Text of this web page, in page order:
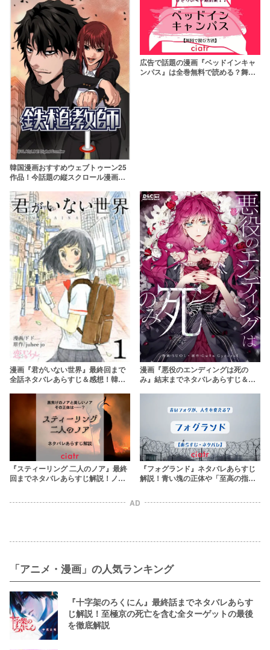
韓国漫画おすすめウェブトゥーン25
作品！今話題の縦スクロール漫画特
広告で話題の漫画『ベッドインキャ
ンパス』は全巻無料で読める？舞台
漫画『君がいない世界』最終回まで
全話ネタバレあらすじ＆感想！韓国
漫画『悪役のエンディングは死の
み』結末までネタバレあらすじ＆感
『スティーリング 二人のノア』最終
回までネタバレあらすじ解説！ノア
『フォグランド』ネタバレあらすじ
解説！青い塊の正体や「至高の指導
AD
「アニメ・漫画」の人気ランキング
『十字架のろくにん』最終話までネタバレあらす
じ解説！至極京の死亡を含む全ターゲットの最後
を徹底解説